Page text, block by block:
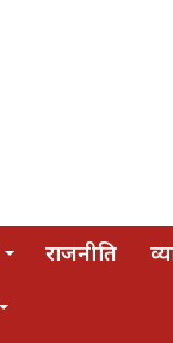
राजनीति